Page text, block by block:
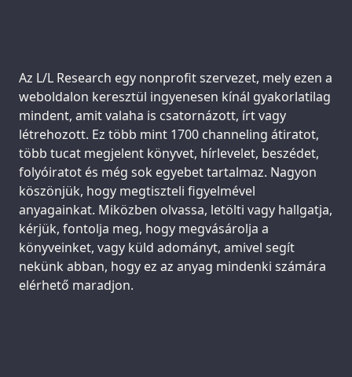
Support us:
Az L/L Research egy nonprofit szervezet, mely ezen a
weboldalon keresztül ingyenesen kínál gyakorlatilag
mindent, amit valaha is csatornázott, írt vagy
létrehozott. Ez több mint 1700 channeling átiratot,
több tucat megjelent könyvet, hírlevelet, beszédet,
folyóiratot és még sok egyebet tartalmaz. Nagyon
köszönjük, hogy megtiszteli figyelmével
anyagainkat. Miközben olvassa, letölti vagy hallgatja,
kérjük, fontolja meg, hogy megvásárolja a
könyveinket, vagy küld adományt, amivel segít
nekünk abban, hogy ez az anyag mindenki számára
elérhető maradjon.